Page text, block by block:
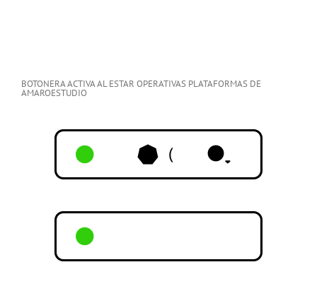
BOTONERA ACTIVA AL ESTAR OPERATIVAS PLATAFORMAS DE
AMAROESTUDIO